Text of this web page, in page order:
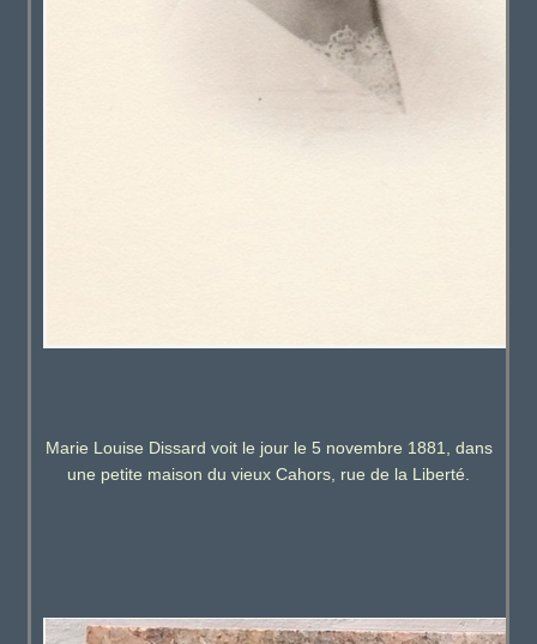
Marie Louise Dissard voit le jour le 5 novembre 1881, dans
une petite maison du vieux Cahors, rue de la Liberté.